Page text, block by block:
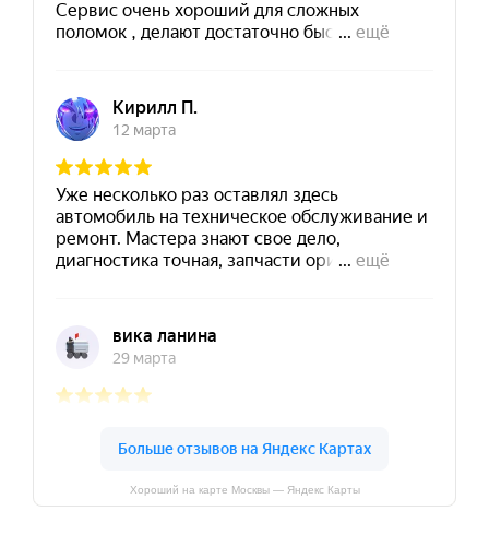
Хороший на карте Москвы — Яндекс Карты